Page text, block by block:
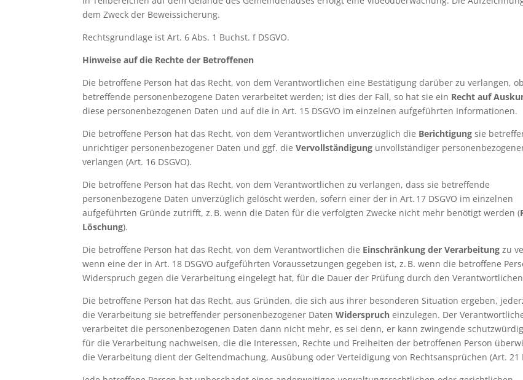
dem Zweck der Beweissicherung.
Rechtsgrundlage ist Art. 6 Abs. 1 Buchst. f DSGVO.
Hinweise auf die Rechte der Betroffenen
Die betroffene Person hat das Recht, von dem Verantwortlichen eine Bestätigung darüber zu verlangen,
betreffende personenbezogene Daten verarbeitet werden; ist dies der Fall, so hat sie ein Recht auf
diese personenbezogenen Daten und auf die in Art. 15 DSGVO im einzelnen aufgeführten Informationen.
Die betroffene Person hat das Recht, von dem Verantwortlichen unverzüglich die Berichtigung sie
unrichtiger personenbezogener Daten und ggf. dieVervollständigung unvollständiger
verlangen (Art. 16 DSGVO).
Die betroffene Person hat das Recht, von dem Verantwortlichen zu verlangen, dass sie betreffende
personenbezogene Daten unverzüglich gelöscht werden, sofern einer der in Art. 17 DSGVO im einzelnen
aufgeführten Gründe zutrifft, z. B. wenn die Daten für die verfolgten Zwecke nicht mehr benötigt werden (
Löschung).
Die betroffene Person hat das Recht, von dem Verantwortlichen die Einschränkung der Verarbeitung zu
wenn eine der in Art. 18 DSGVO aufgeführten Voraussetzungen gegeben ist, z. B. wenn die betroffene
Widerspruch gegen die Verarbeitung eingelegt hat, für die Dauer der Prüfung durch den
Die betroffene Person hat das Recht, aus Gründen, die sich aus ihrer besonderen Situation ergeben,
die Verarbeitung sie betreffender personenbezogener DatenWiderspruch einzulegen. Der
verarbeitet die personenbezogenen Daten dann nicht mehr, es sei denn, er kann zwingende
für die Verarbeitung nachweisen, die die Interessen, Rechte und Freiheiten der betroffenen Person
die Verarbeitung dient der Geltendmachung, Ausübung oder Verteidigung von Rechtsansprüchen (Art. 21